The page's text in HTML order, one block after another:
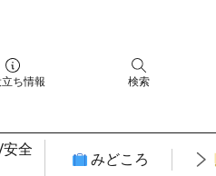
ち情報 検索
全
みどころ